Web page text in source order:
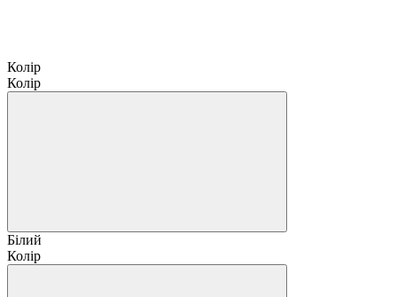
Колір
Колір
Білий
Колір